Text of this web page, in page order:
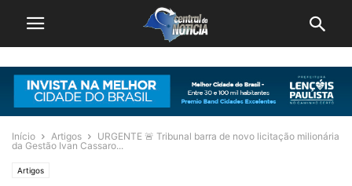
Início Artigos
URGENTE 🚨 Tribunal barra de novo licitação milionária
da Gestão Ivan Cassaro...
Artigos